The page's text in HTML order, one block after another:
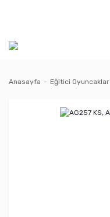
Anasayfa Eğitici Oyuncaklar